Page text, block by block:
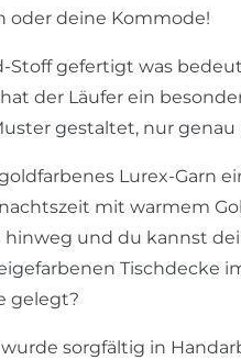
oder deine Kommode!
Stoff gefertigt was
der Läufer ein
gestaltet, nur
Lurex-Garn
mit warmem
und du kannst
Tischdecke
gelegt?
sorgfältig in